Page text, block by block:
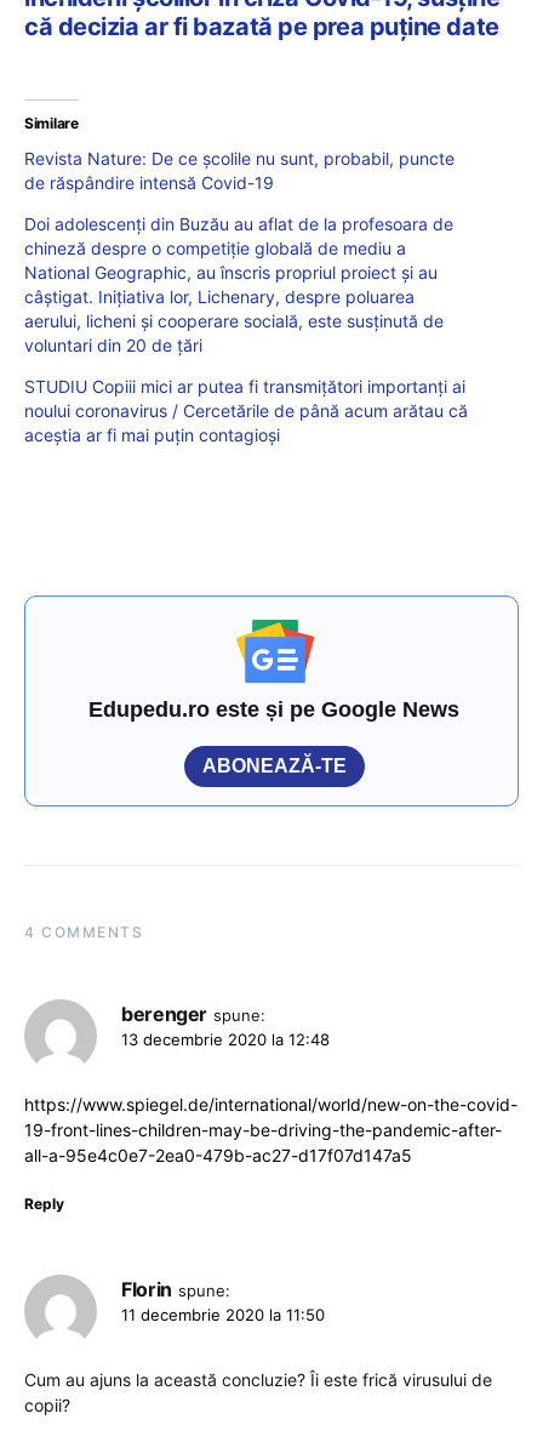
că decizia ar fi bazată pe prea puține date
Similare
Revista Nature: De ce școlile nu sunt, probabil, puncte
de răspândire intensă Covid-19
Doi adolescenți din Buzău au aflat de la profesoara de
chineză despre o competiție globală de mediu a
National Geographic, au înscris propriul proiect și au
câștigat. Inițiativa lor, Lichenary, despre poluarea
aerului, licheni și cooperare socială, este susținută de
voluntari din 20 de țări
STUDIU Copiii mici ar putea fi transmițători importanți ai
noului coronavirus / Cercetările de până acum arătau că
aceștia ar fi mai puțin contagioși
Edupedu.ro este și pe Google News
ABONEAZĂ-TE
4 COMMENTS
berenger spune:
13 decembrie 2020 la 12:48
https://www.spiegel.de/international/world/new-on-the-covid-
19-front-lines-children-may-be-driving-the-pandemic-after-
all-a-95e4c0e7-2ea0-479b-ac27-d17f07d147a5
Reply
Florin spune:
11 decembrie 2020 la 11:50
Cum au ajuns la această concluzie? Îi este frică virusului de
copii?